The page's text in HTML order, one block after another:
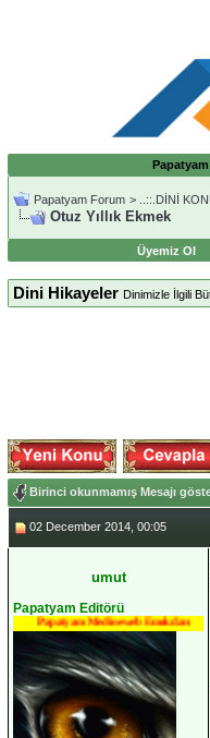
Papatyam Forum > ..::.DİNİ
Otuz Yıllık Ekmek
Üyemiz Ol
Dini Hikayeler Dinimizle İlgili
Birinci okunmamış Mesajı
02 December 2014, 00:05
umut
Papatyam Editörü
Papatyam Medineweb Emekdarı